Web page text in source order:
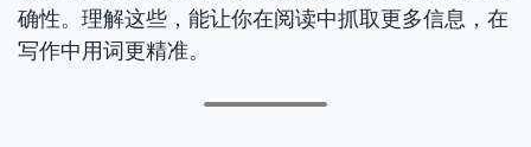
确性。理解这些，能让你在阅读中抓取更多信息，在
写作中用词更精准。